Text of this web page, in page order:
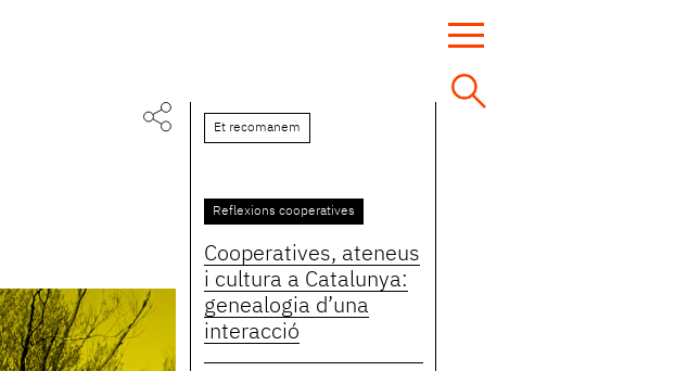
Et recomanem
Reflexions cooperatives
Cooperatives, ateneus
i cultura a Catalunya:
genealogia d’una
interacció